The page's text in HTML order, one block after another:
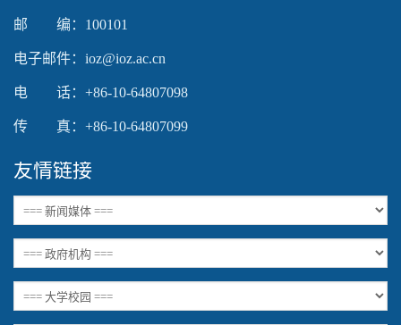
邮 编：100101
电子邮件：ioz@ioz.ac.cn
电 话：+86-10-64807098
传 真：+86-10-64807099
友情链接